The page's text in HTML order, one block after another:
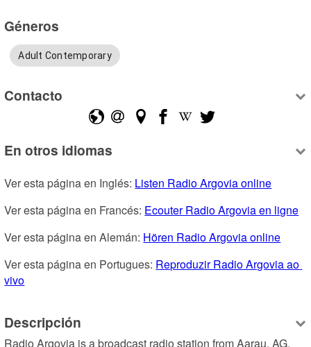
Géneros
Adult Contemporary
Contacto
En otros idiomas
Ver esta página en Inglés: Listen Radio Argovia online
Ver esta página en Francés: Ecouter Radio Argovia en ligne
Ver esta página en Alemán: Hören Radio Argovia online
Ver esta página en Portugues: Reproduzir Radio Argovia ao
vivo
Descripción
Radio Argovia is a broadcast radio station from Aarau, AG,